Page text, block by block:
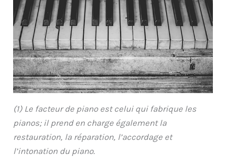
(1) Le facteur de piano est celui qui fabrique les
pianos; il prend en charge également la
restauration, la réparation, l’accordage et
l’intonation du piano.